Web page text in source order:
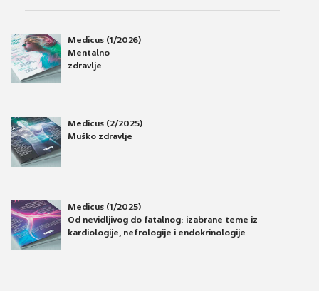
Medicus (1/2026)
Mentalno
zdravlje
Medicus (2/2025)
Muško zdravlje
Medicus (1/2025)
Od nevidljivog do fatalnog: izabrane teme iz
kardiologije, nefrologije i endokrinologije